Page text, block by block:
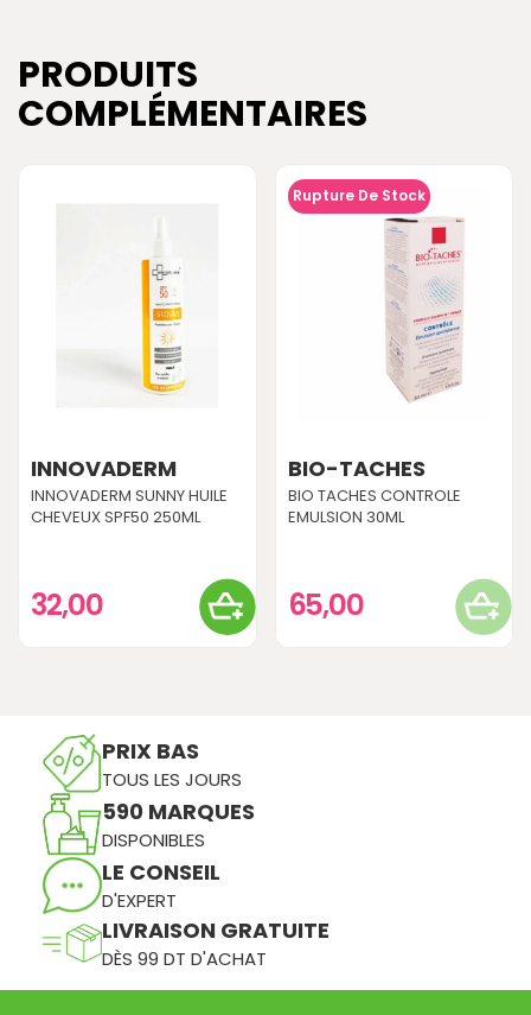
PRODUITS
COMPLÉMENTAIRES
INNOVADERM
INNOVADERM SUNNY HUILE
CHEVEUX SPF50 250ML
32,00
Rupture De Stock
BIO-TACHES
BIO TACHES CONTROLE
EMULSION 30ML
65,00
PRIX BAS
TOUS LES JOURS
590 MARQUES
DISPONIBLES
LE CONSEIL
D'EXPERT
LIVRAISON GRATUITE
DÈS 99 DT D'ACHAT